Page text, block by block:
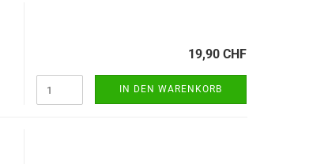
19,90 CHF
IN DEN WARENKORB